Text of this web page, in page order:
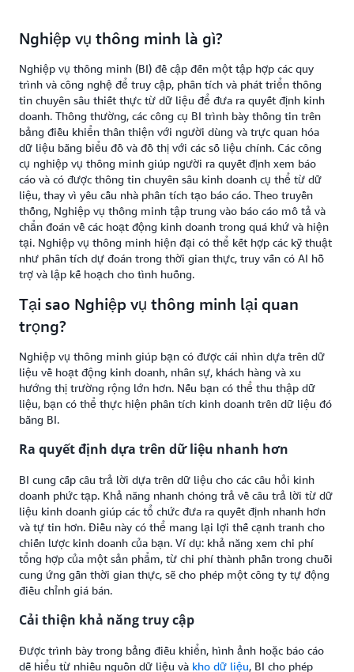
Nghiệp vụ thông minh là gì?
Nghiệp vụ thông minh (BI) đề cập đến một tập hợp các quy
trình và công nghệ để truy cập, phân tích và phát triển thông
tin chuyên sâu thiết thực từ dữ liệu để đưa ra quyết định kinh
doanh. Thông thường, các công cụ BI trình bày thông tin trên
bảng điều khiển thân thiện với người dùng và trực quan hóa
dữ liệu bằng biểu đồ và đồ thị với các số liệu chính. Các công
cụ nghiệp vụ thông minh giúp người ra quyết định xem báo
cáo và có được thông tin chuyên sâu kinh doanh cụ thể từ dữ
liệu, thay vì yêu cầu nhà phân tích tạo báo cáo. Theo truyền
thống, Nghiệp vụ thông minh tập trung vào báo cáo mô tả và
chẩn đoán về các hoạt động kinh doanh trong quá khứ và hiện
tại. Nghiệp vụ thông minh hiện đại có thể kết hợp các kỹ thuật
như phân tích dự đoán trong thời gian thực, truy vấn có AI hỗ
trợ và lập kế hoạch cho tình huống.
Tại sao Nghiệp vụ thông minh lại quan
trọng?
Nghiệp vụ thông minh giúp bạn có được cái nhìn dựa trên dữ
liệu về hoạt động kinh doanh, nhân sự, khách hàng và xu
hướng thị trường rộng lớn hơn. Nếu bạn có thể thu thập dữ
liệu, bạn có thể thực hiện phân tích kinh doanh trên dữ liệu đó
bằng BI.
Ra quyết định dựa trên dữ liệu nhanh hơn
BI cung cấp câu trả lời dựa trên dữ liệu cho các câu hỏi kinh
doanh phức tạp. Khả năng nhanh chóng trả về câu trả lời từ dữ
liệu kinh doanh giúp các tổ chức đưa ra quyết định nhanh hơn
và tự tin hơn. Điều này có thể mang lại lợi thế cạnh tranh cho
chiến lược kinh doanh của bạn. Ví dụ: khả năng xem chi phí
tổng hợp của một sản phẩm, từ chi phí thành phần trong chuỗi
cung ứng gần thời gian thực, sẽ cho phép một công ty tự động
điều chỉnh giá bán.
Cải thiện khả năng truy cập
Được trình bày trong bảng điều khiển, hình ảnh hoặc báo cáo
dễ hiểu từ nhiều nguồn dữ liệu và kho dữ liệu, BI cho phép